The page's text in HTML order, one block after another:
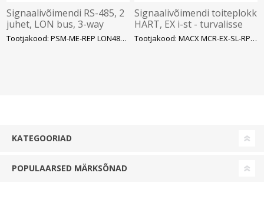
Signaalivõimendi RS-485, 2
juhet, LON bus, 3-way
isolation – Phoenix
Tootjakood: PSM-ME-REP LON485-P
Signaalivõimendi toiteplokk
HART, EX i-st - turvalisse
alasse, 2-juhet, 4..20mA,
SIL3 – Phoenix
Tootjakood: MACX MCR-EX-SL-RPSS-
KATEGOORIAD
POPULAARSED MÄRKSÕNAD